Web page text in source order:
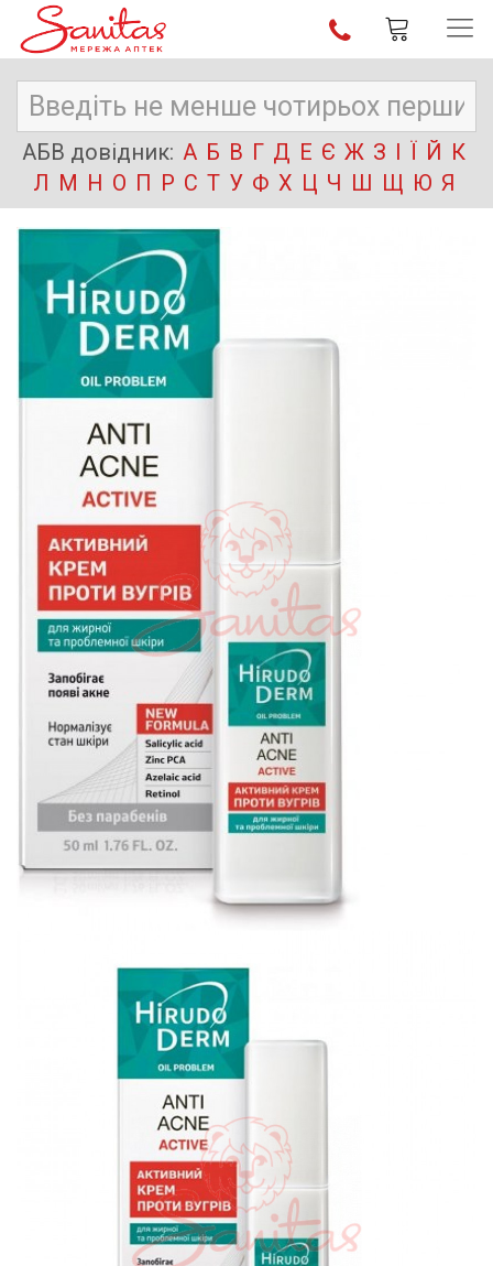
АБВ довідник: А Б В Г Д Е Є Ж З І Ї Й К
Л М Н О П Р С Т У Ф Х Ц Ч Ш Щ Ю Я